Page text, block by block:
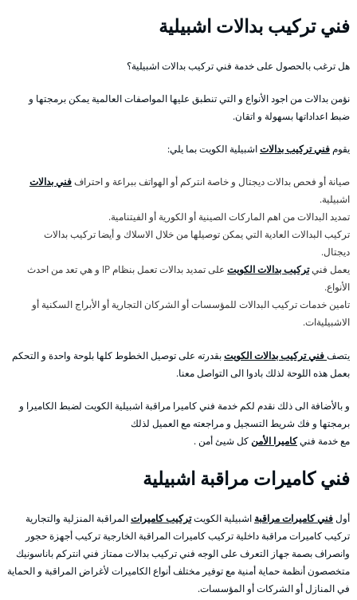
فني تركيب بدالات اشبيلية
هل ترغب بالحصول على خدمة فني تركيب بدالات اشبيلية؟
نؤمن بدالات من اجود الأنواع و التي تنطبق عليها المواصفات العالمية يمكن برمجتها و
ضبط اعداداتها بسهولة و اتقان.
يقوم فني تركيب بدالاتاشبيلية الكويت بما يلي:
صيانة أو فحص بدالات ديجتال و خاصة انتركم أو الهواتف ببراعة و احتراففني بدالات
اشبيلية.
تمديد البدالات من اهم الماركات الصينية أو الكورية أو الفيتنامية.
تركيب البدالات العادية التي يمكن توصيلها من خلال الاسلاك و أيضا تركيب بدالات
ديجتال.
يعمل فنيتركيب بدالات الكويت
على تمديد بدالات تعمل بنظام IP و هي تعد من احدث
الأنواع.
تامين خدمات تركيب البدالات للمؤسسات أو الشركان التجارية أو الأبراج السكنية أو
الاشبيليةات.
يتصففني تركيب بدالات الكويتبقدرته على توصيل الخطوط كلها بلوحة واحدة و التحكم
بعمل هذه اللوحة لذلك بادوا الى التواصل معنا.
و بالأضافة الى ذلك نقدم لكم خدمة فني كاميرا مراقبة اشبيلية الكويت لضبط الكاميرا و
برمجتها و فك شريط التسجيل و مراجعته مع العميل لذلك
مع خدمة فنيكاميرا الأمنكل شيئ أمن .
فني كاميرات مراقبة اشبيلية
أولفني كاميرات مراقبة اشبيلية الكويتتركيب كاميراتالمراقبة المنزلية والتجارية
تركيب كاميرات مراقبة داخلية تركيب كاميرات المراقبة الخارجية تركيب أجهزة حجور
وانصراف بصمة جهاز التعرف على الوجه فني تركيب بدالات ممتاز فني انتركم باناسونيك
متخصصون أنظمة حماية أمنية مع توفير مختلف أنواع الكاميرات لأغراض المراقبة و الحماية
في المنازل أو الشركات أو المؤسسات.